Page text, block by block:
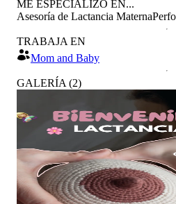
ME ESPECIALIZO EN...
Asesoría de Lactancia Materna
TRABAJA EN
Mom and Baby
GALERÍA (2)